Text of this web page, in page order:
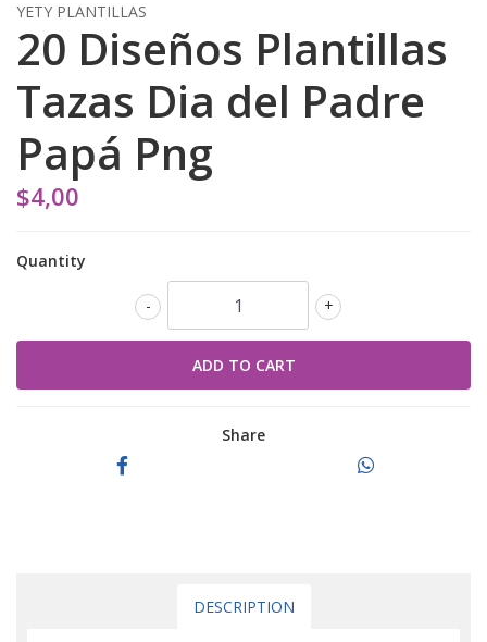
YETY PLANTILLAS
20 Diseños Plantillas
Tazas Dia del Padre
Papá Png
$4,00
Quantity
+
-
Share
DESCRIPTION